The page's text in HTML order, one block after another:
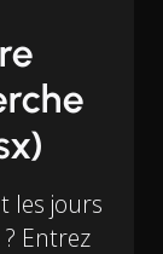
les jours
Entrez